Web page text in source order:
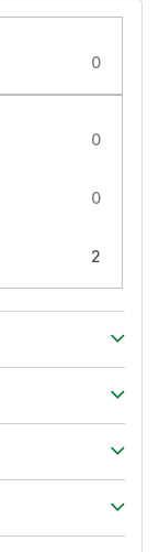
0
0
0
2